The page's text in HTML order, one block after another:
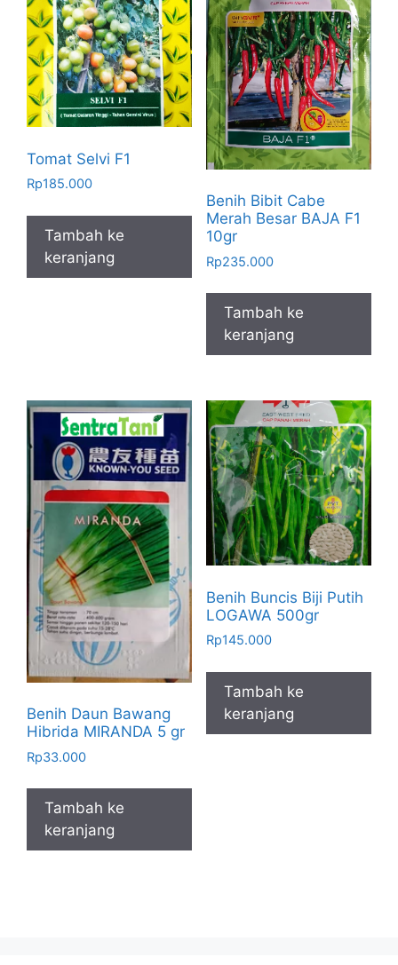
Tomat Selvi F1
Rp185.000
Tambah ke
keranjang
Benih Bibit Cabe
Merah Besar BAJA F1
10gr
Rp235.000
Tambah ke
keranjang
Benih Daun Bawang
Hibrida MIRANDA 5 gr
Rp33.000
Tambah ke
keranjang
Benih Buncis Biji Putih
LOGAWA 500gr
Rp145.000
Tambah ke
keranjang